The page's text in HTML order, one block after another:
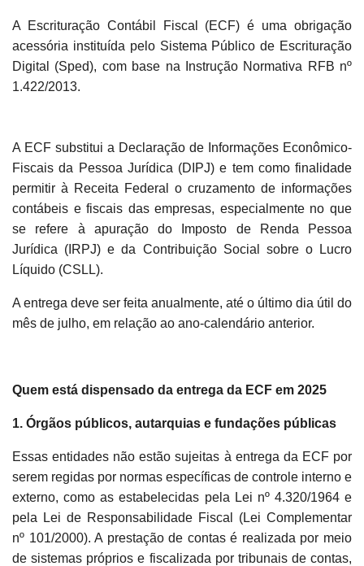
A Escrituração Contábil Fiscal (ECF) é uma obrigação
acessória instituída pelo Sistema Público de Escrituração
Digital (Sped), com base na Instrução Normativa RFB nº
1.422/2013.
A ECF substitui a Declaração de Informações Econômico-
Fiscais da Pessoa Jurídica (DIPJ) e tem como finalidade
permitir à Receita Federal o cruzamento de informações
contábeis e fiscais das empresas, especialmente no que
se refere à apuração do Imposto de Renda Pessoa
Jurídica (IRPJ) e da Contribuição Social sobre o Lucro
Líquido (CSLL).
A entrega deve ser feita anualmente, até o último dia útil do
mês de julho, em relação ao ano-calendário anterior.
Quem está dispensado da entrega da ECF em 2025
1. Órgãos públicos, autarquias e fundações públicas
Essas entidades não estão sujeitas à entrega da ECF por
serem regidas por normas específicas de controle interno e
externo, como as estabelecidas pela Lei nº 4.320/1964 e
pela Lei de Responsabilidade Fiscal (Lei Complementar
nº 101/2000). A prestação de contas é realizada por meio
de sistemas próprios e fiscalizada por tribunais de contas,